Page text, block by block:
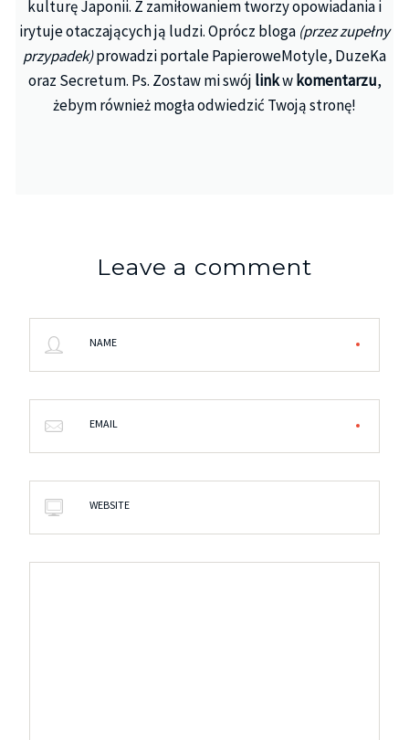
kulturę Japonii. Z zamiłowaniem tworzy opowiadania i
irytuje otaczających ją ludzi. Oprócz bloga (przez zupełny
przypadek)prowadzi portale PapieroweMotyle, DuzeKa
oraz Secretum. Ps. Zostaw mi swój linkwkomentarzu,
żebym również mogła odwiedzić Twoją stronę!
Leave a comment
NAME
EMAIL
WEBSITE